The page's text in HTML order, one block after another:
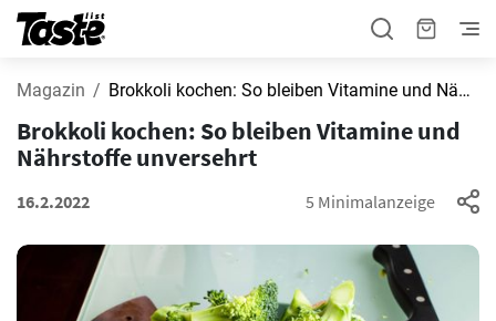
Magazin Brokkoli kochen: So bleiben Vitamine und Nährstoffe unversehrt
Brokkoli kochen: So bleiben Vitamine und
Nährstoffe unversehrt
16.2.2022 5 Minimalanzeige